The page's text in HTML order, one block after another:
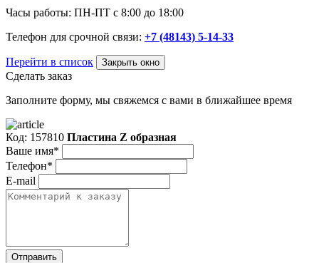
Часы работы: ПН-ПТ с 8:00 до 18:00
Телефон для срочной связи: +7 (48143) 5-14-33
Перейти в список Закрыть окно
Сделать заказ
Заполните форму, мы свяжемся с вами в ближайшее время
Код: 157810 Пластина Z образная
Ваше имя*
Телефон*
E-mail
Отправить